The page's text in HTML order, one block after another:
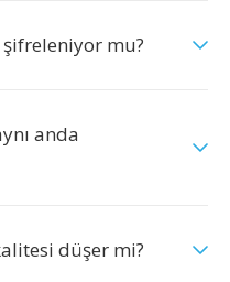
şifreleniyor mu?
anda
düşer mi?